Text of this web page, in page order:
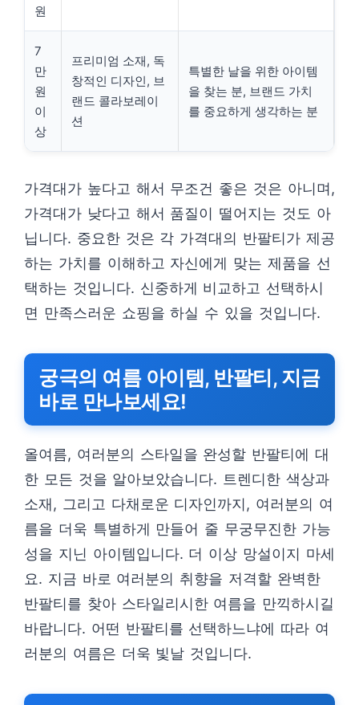
원
7
만
원
이
상
프리미엄 소재, 독
창적인 디자인, 브
랜드 콜라보레이
션
특별한 날을 위한 아이템
을 찾는 분, 브랜드 가치
를 중요하게 생각하는 분
가격대가 높다고 해서 무조건 좋은 것은 아니며,
가격대가 낮다고 해서 품질이 떨어지는 것도 아
닙니다. 중요한 것은 각 가격대의 반팔티가 제공
하는 가치를 이해하고 자신에게 맞는 제품을 선
택하는 것입니다. 신중하게 비교하고 선택하시
면 만족스러운 쇼핑을 하실 수 있을 것입니다.
궁극의 여름 아이템, 반팔티, 지금
바로 만나보세요!
올여름, 여러분의 스타일을 완성할 반팔티에 대
한 모든 것을 알아보았습니다. 트렌디한 색상과
소재, 그리고 다채로운 디자인까지, 여러분의 여
름을 더욱 특별하게 만들어 줄 무궁무진한 가능
성을 지닌 아이템입니다. 더 이상 망설이지 마세
요. 지금 바로 여러분의 취향을 저격할 완벽한
반팔티를 찾아 스타일리시한 여름을 만끽하시길
바랍니다. 어떤 반팔티를 선택하느냐에 따라 여
러분의 여름은 더욱 빛날 것입니다.